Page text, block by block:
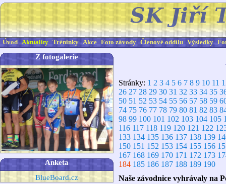
Úvod Aktuality Tréninky Akce Foto závody Členové oddílu Výsledky
Z fotogalerie
Anketa
BlueBoard.cz
Stránky: 1 2 3 4 5 6 7 8 9 10 11
26 27 28 29 30 31 32 33 34 35
50 51 52 53 54 55 56 57 58 59
74 75 76 77 78 79 80 81 82 83
98 99 100 101 102 103 104 105
116 117 118 119 120 121 122
133 134 135 136 137 138 139
150 151 152 153 154 155 156
167 168 169 170 171 172 173
184 185 186 187 188 189 190
Naše závodnice vyhrávaly na